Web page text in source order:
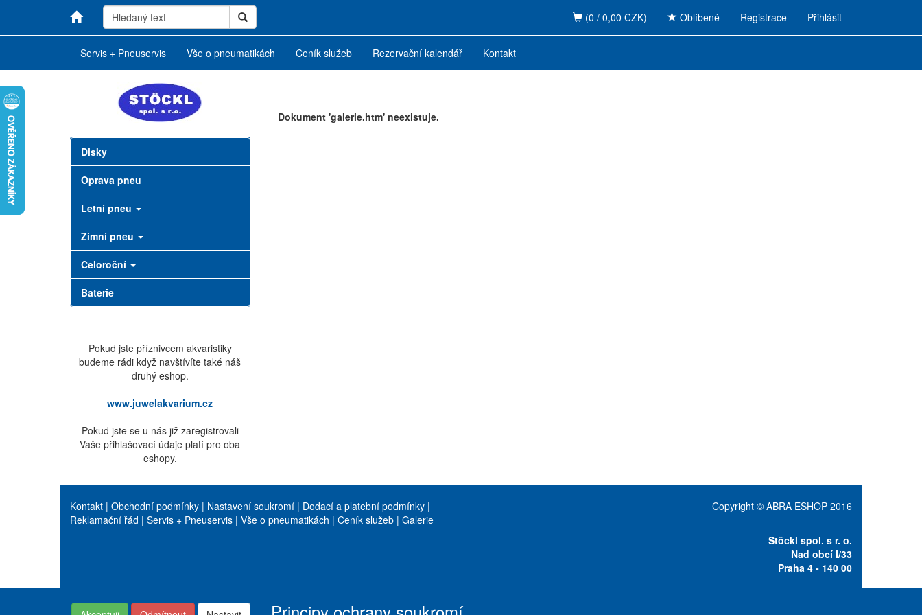
Registrace Přihlásit
(0 / 0,00 CZK) Oblíbené
Servis + Pneuservis Vše o pneumatikách Ceník služeb Rezervační kalendář Kontakt
Disky
Oprava pneu
Letní pneu
Zimní pneu
Celoroční
Baterie
Pokud jste příznivcem akvaristiky
budeme rádi když navštívíte také náš
druhý eshop.
www.juwelakvarium.cz
Pokud jste se u nás již zaregistrovali
Vaše přihlašovací údaje platí pro oba
eshopy.
Dokument 'galerie.htm' neexistuje.
Kontakt | Obchodní podmínky | Nastavení soukromí | Dodací a platební podmínky |
Reklamační řád | Servis + Pneuservis | Vše o pneumatikách | Ceník služeb | Galerie
Copyright © ABRA ESHOP 2016
Stöckl spol. s r. o.
Nad obcí I/33
Praha 4 - 140 00